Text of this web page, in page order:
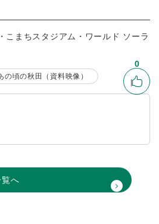
こまちスタジアム・ワールド ソーラ
の頃の秋田（資料映像）
いい
0
へ